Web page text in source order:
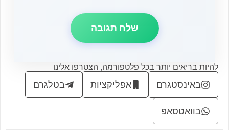
להיות בריאים יותר בכל פלטפורמה, הצטרפו אלינו
באינסטגרם אפליקציות בטלגרם
בוואטסאפ